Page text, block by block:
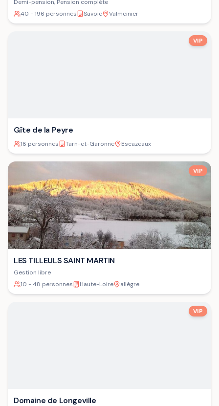
Demi-pension, Pension complète
40 - 196 personnes
Savoie Valmeinier
VIP
Gîte de la Peyre
18 personnes Tarn-et-Garonne Escazeaux
VIP
LES TILLEULS SAINT MARTIN
Gestion libre
10 - 48 personnes
Haute-Loire allègre
VIP
Domaine de Longeville